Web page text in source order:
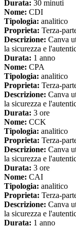
Durata: 30 minuti
Nome: CDI
Tipologia: analitico
Proprieta: Terza-
Descrizione: Canva
la sicurezza e
Durata: 1 anno
Nome: CPA
Tipologia: analitico
Proprieta: Terza-
Descrizione: Canva
la sicurezza e
Durata: 3 ore
Nome: CCK
Tipologia: analitico
Proprieta: Terza-
Descrizione: Canva
la sicurezza e
Durata: 3 ore
Nome: CAI
Tipologia: analitico
Proprieta: Terza-
Descrizione: Canva
la sicurezza e
Durata: 1 anno